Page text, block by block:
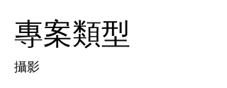
專案類型
攝影